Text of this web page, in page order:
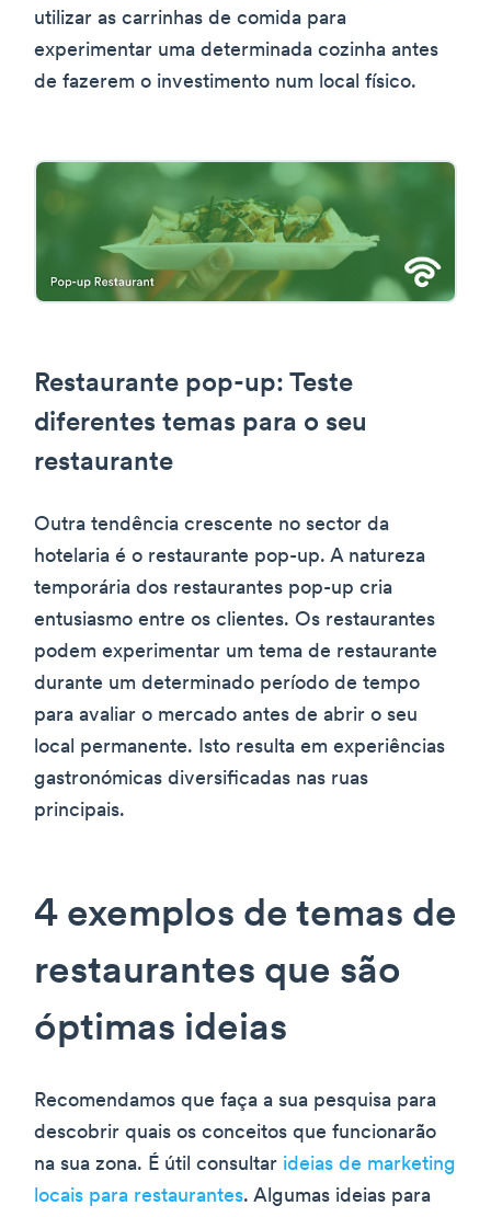
utilizar as carrinhas de comida para
experimentar uma determinada cozinha antes
de fazerem o investimento num local físico.
Restaurante pop-up: Teste
diferentes temas para o seu
restaurante
Outra tendência crescente no sector da
hotelaria é o restaurante pop-up. A natureza
temporária dos restaurantes pop-up cria
entusiasmo entre os clientes. Os restaurantes
podem experimentar um tema de restaurante
durante um determinado período de tempo
para avaliar o mercado antes de abrir o seu
local permanente. Isto resulta em experiências
gastronómicas diversificadas nas ruas
principais.
4 exemplos de temas de
restaurantes que são
óptimas ideias
Recomendamos que faça a sua pesquisa para
descobrir quais os conceitos que funcionarão
na sua zona. É útil consultar ideias de marketing
locais para restaurantes. Algumas ideias para